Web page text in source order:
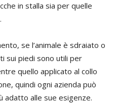
in stalla sia per quelle
se l’animale è sdraiato o
sui piedi sono utili per
quello applicato al collo
quindi ogni azienda può
adatto alle sue esigenze.